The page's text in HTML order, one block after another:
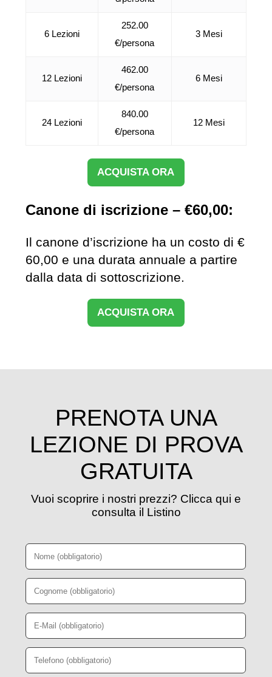
6 Lezioni
252.00
€/persona
3 Mesi
12 Lezioni
462.00
€/persona
6 Mesi
24 Lezioni
840.00
€/persona
12 Mesi
ACQUISTA ORA
Canone di iscrizione – €60,00:
Il canone d’iscrizione ha un costo di €
60,00 e una durata annuale a partire
dalla data di sottoscrizione.
ACQUISTA ORA
PRENOTA UNA
LEZIONE DI PROVA
GRATUITA
Vuoi scoprire i nostri prezzi? Clicca qui e
consulta il Listino